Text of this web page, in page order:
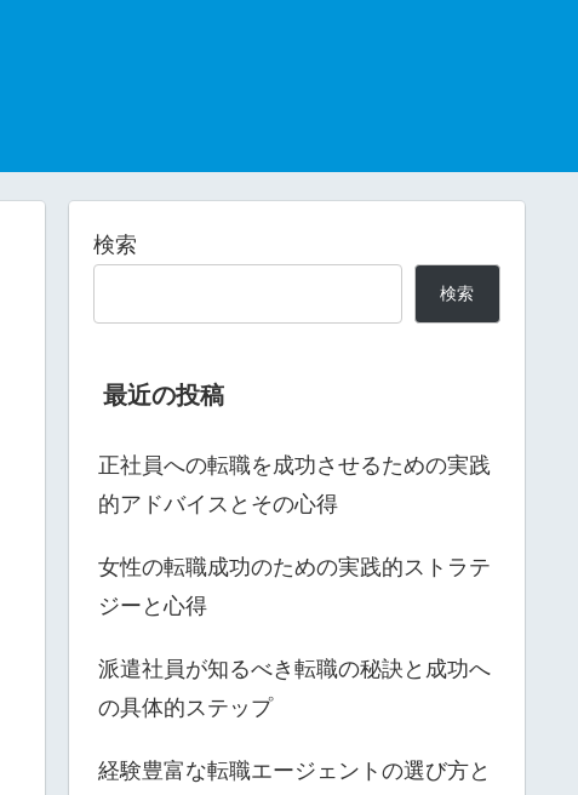
検索
検索
最近の投稿
正社員への転職を成功させるための実践
的アドバイスとその心得
女性の転職成功のための実践的ストラテ
ジーと心得
派遣社員が知るべき転職の秘訣と成功へ
の具体的ステップ
経験豊富な転職エージェントの選び方と